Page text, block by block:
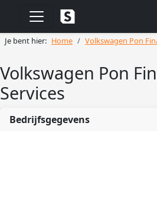
Je bent hier: Home Volkswagen Pon
Volkswagen Pon
Services
Bedrijfsgegevens